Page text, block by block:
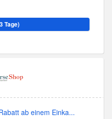
Tage)
ab einem Einka...